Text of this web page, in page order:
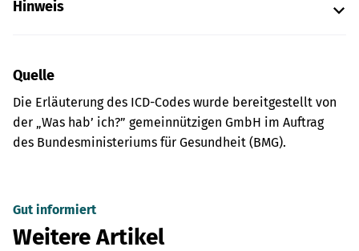
Hinweis
Quelle
Die Erläuterung des ICD-Codes wurde bereitgestellt von
der „Was hab’ ich?” gemeinnützigen GmbH im Auftrag
des Bundesministeriums für Gesundheit (BMG).
Gut informiert
Weitere Artikel